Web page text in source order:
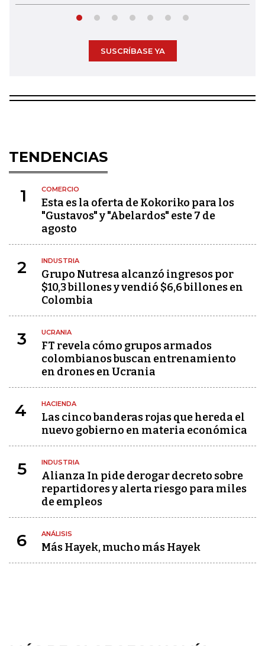
SUSCRÍBASE YA
TENDENCIAS
1 COMERCIO
Esta es la oferta de Kokoriko para los
"Gustavos" y "Abelardos" este 7 de
agosto
2 INDUSTRIA
Grupo Nutresa alcanzó ingresos por
$10,3 billones y vendió $6,6 billones en
Colombia
3 UCRANIA
FT revela cómo grupos armados
colombianos buscan entrenamiento
en drones en Ucrania
4 HACIENDA
Las cinco banderas rojas que hereda el
nuevo gobierno en materia económica
5 INDUSTRIA
Alianza In pide derogar decreto sobre
repartidores y alerta riesgo para miles
de empleos
6 ANÁLISIS
Más Hayek, mucho más Hayek